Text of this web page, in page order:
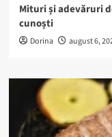
Mituri și adevăruri
cunoști
Dorina august 6,